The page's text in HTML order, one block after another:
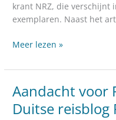
krant NRZ, die verschijnt
exemplaren. Naast het
Meer lezen »
Aandacht voor
Duitse reisblog
Aandacht
Rivierenland